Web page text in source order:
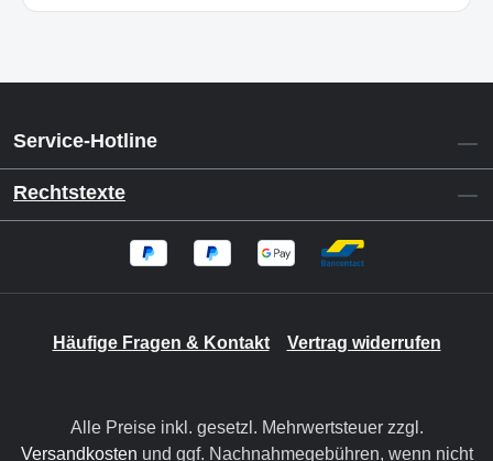
Service-Hotline
Rechtstexte
Häufige Fragen & Kontakt Vertrag widerrufen
Alle Preise inkl. gesetzl. Mehrwertsteuer zzgl.
Versandkosten und ggf. Nachnahmegebühren, wenn nicht